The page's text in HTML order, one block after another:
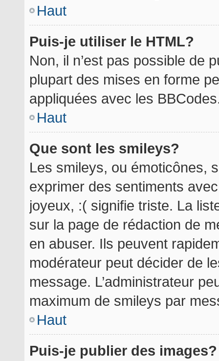
Haut
Puis-je utiliser le HTML?
Non, il n’est pas possible de
plupart des mises en forme
appliquées avec les
Haut
Que sont les smileys?
Les smileys, ou émoticônes,
exprimer des sentiments
joyeux, :( signifie triste. La
sur la page de rédaction de
en abuser. Ils peuvent
modérateur peut décider de
message. L’administrateur
maximum de smileys par
Haut
Puis-je publier des images?